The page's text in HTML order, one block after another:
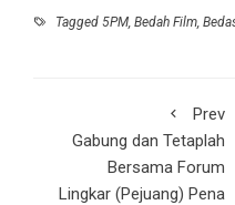
Tagged 5PM, Bedah Film,
Prev
Gabung dan Tetaplah
Bersama Forum
Lingkar (Pejuang) Pena